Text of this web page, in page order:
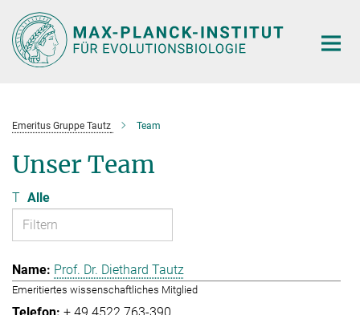
Hauptinhalt
Emeritus Gruppe Tautz Team
Unser Team
T Alle
Prof. Dr. Diethard Tautz
Emeritiertes wissenschaftliches Mitglied